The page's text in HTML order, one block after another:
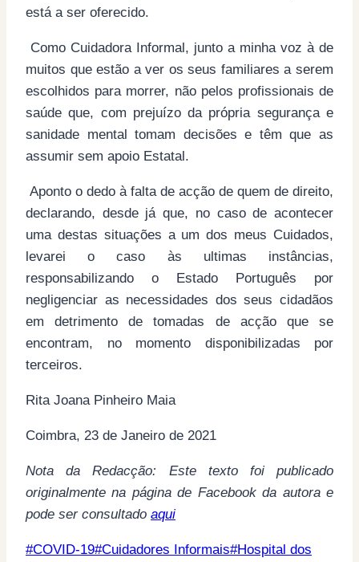
está a ser oferecido.
Como Cuidadora Informal, junto a minha voz à de
muitos que estão a ver os seus familiares a serem
escolhidos para morrer, não pelos profissionais de
saúde que, com prejuízo da própria segurança e
sanidade mental tomam decisões e têm que as
assumir sem apoio Estatal.
Aponto o dedo à falta de acção de quem de direito,
declarando, desde já que, no caso de acontecer
uma destas situações a um dos meus Cuidados,
levarei o caso às ultimas instâncias,
responsabilizando o Estado Português por
negligenciar as necessidades dos seus cidadãos
em detrimento de tomadas de acção que se
encontram, no momento disponibilizadas por
terceiros.
Rita Joana Pinheiro Maia
Coimbra, 23 de Janeiro de 2021
Nota da Redacção: Este texto foi publicado
originalmente na página de Facebook da autora e
pode ser consultado aqui
Post
#COVID-19#Cuidadores Informais#Hospital dos